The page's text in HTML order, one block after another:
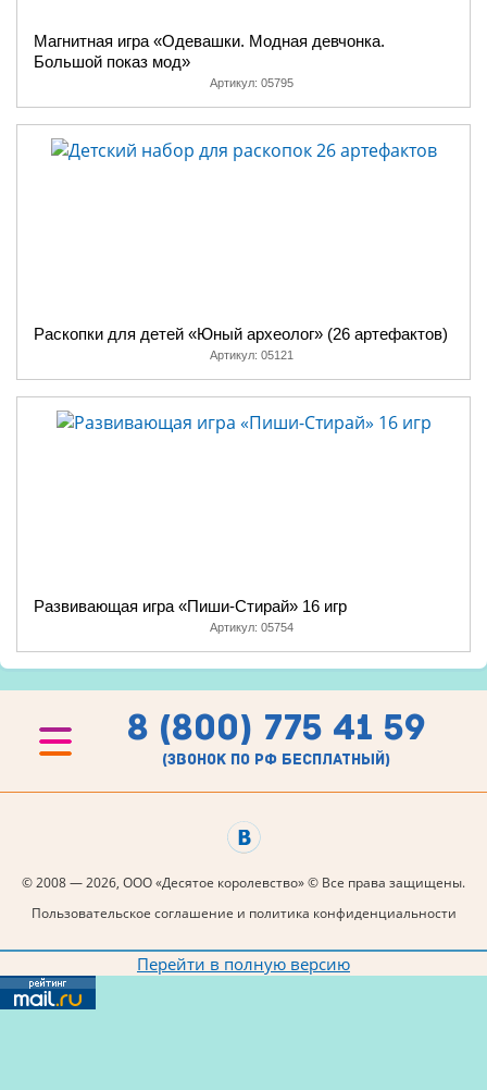
Магнитная игра «Одевашки. Модная девчонка.
Большой показ мод»
Артикул: 05795
Раскопки для детей «Юный археолог» (26 артефактов)
Артикул: 05121
Развивающая игра «Пиши-Стирай» 16 игр
Артикул: 05754
8 (800) 775 41 59
(звонок по рф бесплатный)
© 2008 — 2026, ООО «Десятое королевство» © Все права защищены.
Пользовательское соглашение и политика конфиденциальности
Перейти в полную версию